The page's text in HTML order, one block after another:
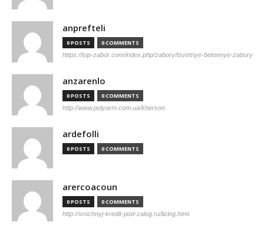
anprefteli
0 POSTS 0 COMMENTS
https://top-zabor.com/index.php/zabory/tsvetnye-betonnye-zabory
anzarenlo
0 POSTS 0 COMMENTS
http://www.polyarm.com.ua/kherson
ardefolli
0 POSTS 0 COMMENTS
arercoacoun
0 POSTS 0 COMMENTS
http://srochnyj-kredit-pod-zalog.ru/lizing.html